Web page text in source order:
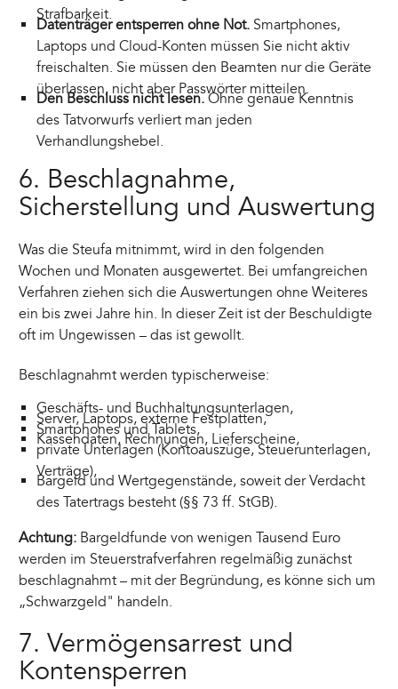
Strafbarkeit.
Datenträger entsperren ohne Not.Smartphones,
Laptops und Cloud-Konten müssen Sie nicht aktiv
freischalten. Sie müssen den Beamten nur die Geräte
überlassen, nicht aber Passwörter mitteilen.
Den Beschluss nicht lesen.Ohne genaue Kenntnis
des Tatvorwurfs verliert man jeden
Verhandlungshebel.
6. Beschlagnahme,
Sicherstellung und Auswertung
Was die Steufa mitnimmt, wird in den folgenden
Wochen und Monaten ausgewertet. Bei umfangreichen
Verfahren ziehen sich die Auswertungen ohne Weiteres
ein bis zwei Jahre hin. In dieser Zeit ist der Beschuldigte
oft im Ungewissen – das ist gewollt.
Beschlagnahmt werden typischerweise:
Geschäfts- und Buchhaltungsunterlagen,
Server, Laptops, externe Festplatten,
Smartphones und Tablets,
Kassendaten, Rechnungen, Lieferscheine,
private Unterlagen (Kontoauszüge, Steuerunterlagen,
Verträge),
Bargeld und Wertgegenstände, soweit der Verdacht
des Tatertrags besteht (§§ 73 ff. StGB).
Achtung: Bargeldfunde von wenigen Tausend Euro
werden im Steuerstrafverfahren regelmäßig zunächst
beschlagnahmt – mit der Begründung, es könne sich um
„Schwarzgeld" handeln.
7. Vermögensarrest und
Kontensperren